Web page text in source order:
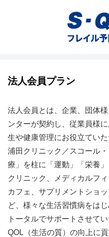
法人会員プラン
法人会員とは、企業、団体
ンターが契約し、従業員様
生や健康管理にお役立ていた
浦田クリニック／スコール
療」を柱に「運動」「栄養
クリニック、メディカルフ
カフェ、サプリメントショ
ど、様々な生活習慣病をは
トータルでサポートさせて
QOL（生活の質）の向上に